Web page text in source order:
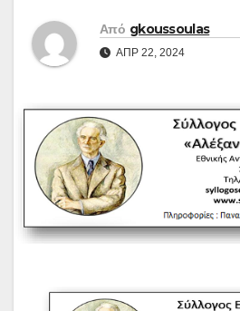
Από gkoussoulas
ΑΠΡ 22, 2024